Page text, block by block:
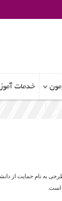
خدمات
از سال ۱۳۸۸ ، طرحی به
است.